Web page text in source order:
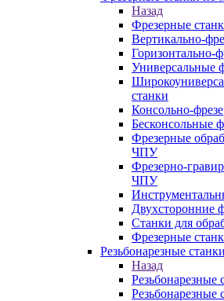
Назад
Фрезерные
Вертикально-
Горизонтально-
Универсальные
станки
Консольно-
Бесконсольные
Фрезерные
ЧПУ
Фрезерно-
ЧПУ
Двухсторонние
Станки для
Фрезерные
Резьбонарезные
Назад
Резьбонарезные
Резьбонарезные